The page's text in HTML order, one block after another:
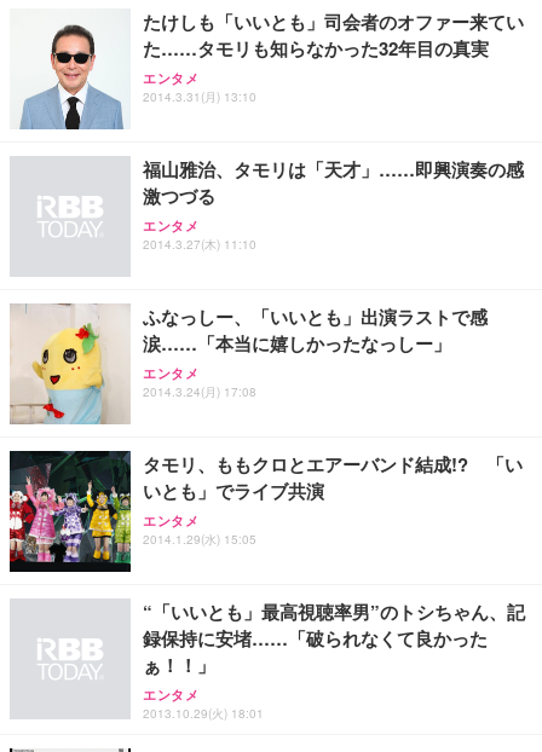
Sezlife オフィスチェア デスクチェア 疲れない テレ
ワーク チェア 強化バックレスト 30度ロッキング機
ョン PCチェア 通気性メッシュ ゲーミング/勉強/事
務用 おしゃれ パソコンチェア (ブラック)
￥7,680
Sezlife オフィスチェア デスクチェア 疲れない テレ
ワーク チェア 強化バックレスト 30度ロッキング機
ョン PCチェア 通気性メッシュ ゲーミング/勉強/事
務用 おしゃれ パソコンチェア (ホワイト)
ANDWINT オフィスチェア デスクチェア 肘なし メ
ッシュ 通気性 ランバーサポート付き 腰サポート ガ
ス圧無段階昇降 360度回転 キャスター付き コンパク
￥109,572
【純正品】27"ゲーミングモニター DualSense 充電
フック付き（CFI-ZDM1J）
【整備済み品】Dell E2724HS 27インチ 液晶モニタ
ー フルHD（1920×1080）VA 非光沢 HDMI/DisplayP
【MiniLED/24.5inch/280Hz/FHD】GRAPHT THE S
HOOTER Gaming Monitor 24” Essential ゲーミン
グモニター QD 24.5インチ 1ms FHD 量子ドット 残
ネオ・ルーライフ ネオ・オムツ L 中型犬用 26枚入
Smart Basic(スマートベーシック) 【Amazon.co.jp
限定】 Smart Basic アイリスオーヤマ ペットシーツ
アイリスオーヤマ ペットシーツ 超厚型 お徳用 レギ
ュラー 200枚入【Amazon.co.jp限定】
たけしも「いいとも」司会者のオファー来てい
た……タモリも知らなかった32年目の真実
エンタメ
2014.3.31(月) 13:10
福山雅治、タモリは「天才」……即興演奏の感
激つづる
エンタメ
2014.3.27(木) 11:10
ふなっしー、「いいとも」出演ラストで感
涙……「本当に嬉しかったなっしー」
エンタメ
2014.3.24(月) 17:08
タモリ、ももクロとエアーバンド結成!? 「い
いとも」でライブ共演
エンタメ
2014.1.29(水) 15:05
“「いいとも」最高視聴率男”のトシちゃん、記
録保持に安堵……「破られなくて良かった
ぁ！！」
エンタメ
2013.10.29(火) 18:01